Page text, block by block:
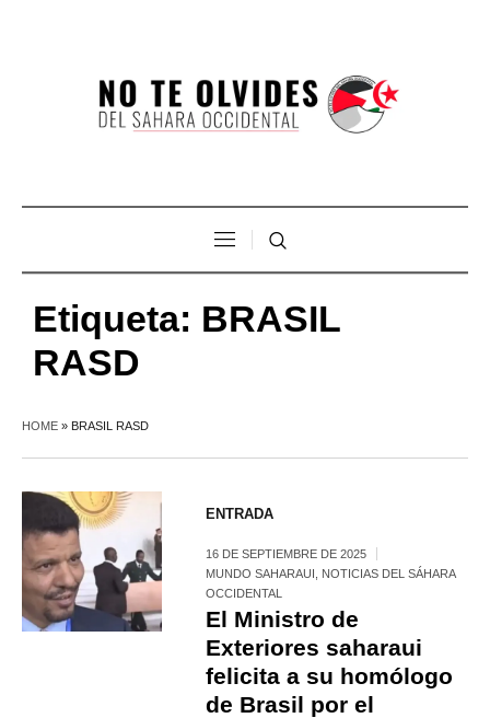
Etiqueta: BRASIL
RASD
HOME » BRASIL RASD
ENTRADA
16 DE SEPTIEMBRE DE 2025
MUNDO SAHARAUI
NOTICIAS DEL SÁHARA
OCCIDENTAL
El Ministro de
Exteriores saharaui
felicita a su homólogo
de Brasil por el